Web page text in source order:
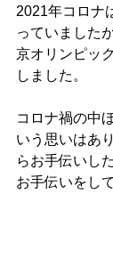
2021年コロナ
っていました
京オリンピッ
しました。
コロナ禍の中
いう思いはあ
らお手伝いし
お手伝いをし